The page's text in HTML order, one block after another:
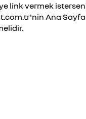
link vermek
Ana